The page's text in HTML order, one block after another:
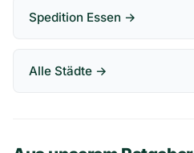
Spedition Essen →
Alle Städte →